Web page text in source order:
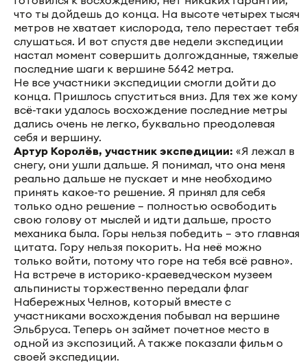
что ты дойдешь до конца. На высоте четырех тысяч
метров не хватает кислорода, тело перестает тебя
слушаться. И вот спустя две недели экспедиции
настал момент совершить долгожданные, тяжелые
последние шаги к вершине 5642 метра.
Не все участники экспедиции смогли дойти до
конца. Пришлось спуститься вниз. Для тех же кому
всё-таки удалось восхождение последние метры
дались очень не легко, буквально преодолевая
себя и вершину.
Артур Королёв, участник экспедиции: «Я лежал в
снегу, они ушли дальше. Я понимал, что она меня
реально дальше не пускает и мне необходимо
принять какое-то решение. Я принял для себя
только одно решение – полностью освободить
свою голову от мыслей и идти дальше, просто
механика была. Горы нельзя победить – это главная
цитата. Гору нельзя покорить. На неё можно
только войти, потому что горе на тебя всё равно».
На встрече в историко-краеведческом музеем
альпинисты торжественно передали флаг
Набережных Челнов, который вместе с
участниками восхождения побывал на вершине
Эльбруса. Теперь он займет почетное место в
одной из экспозиций. А также показали фильм о
своей экспедиции.